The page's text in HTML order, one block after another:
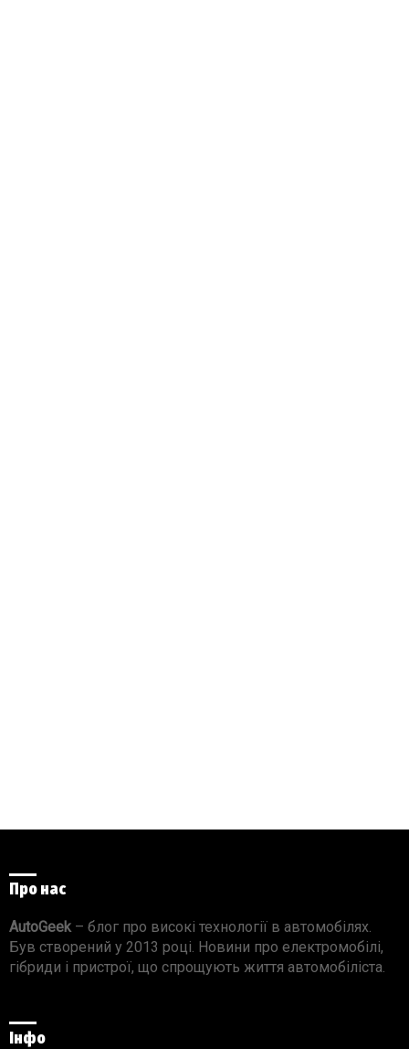
Про нас
AutoGeek– блог про високі технології в автомобілях.
Був створений у 2013 році. Новини про електромобілі,
гібриди і пристрої, що спрощують життя автомобіліста.
Інфо